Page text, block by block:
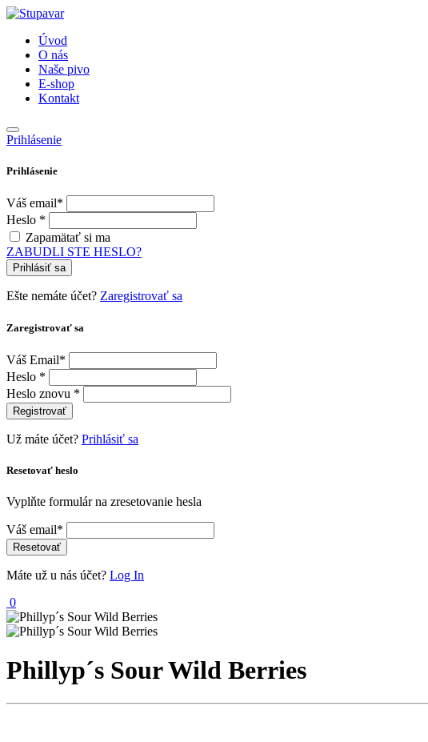
Úvod
O nás
Naše pivo
E-shop
Kontakt
Prihlásenie
Prihlásenie
Váš email*
Heslo *
Zapamätať si ma
ZABUDLI STE HESLO?
Prihlásiť sa
Ešte nemáte účet? Zaregistrovať sa
Zaregistrovať sa
Váš Email*
Heslo *
Heslo znovu *
Registrovať
Už máte účet? Prihlásiť sa
Resetovať heslo
Vyplňte formulár na zresetovanie hesla
Váš email*
Resetovať
Máte už u nás účet? Log In
0
Phillyp´s Sour Wild Berries